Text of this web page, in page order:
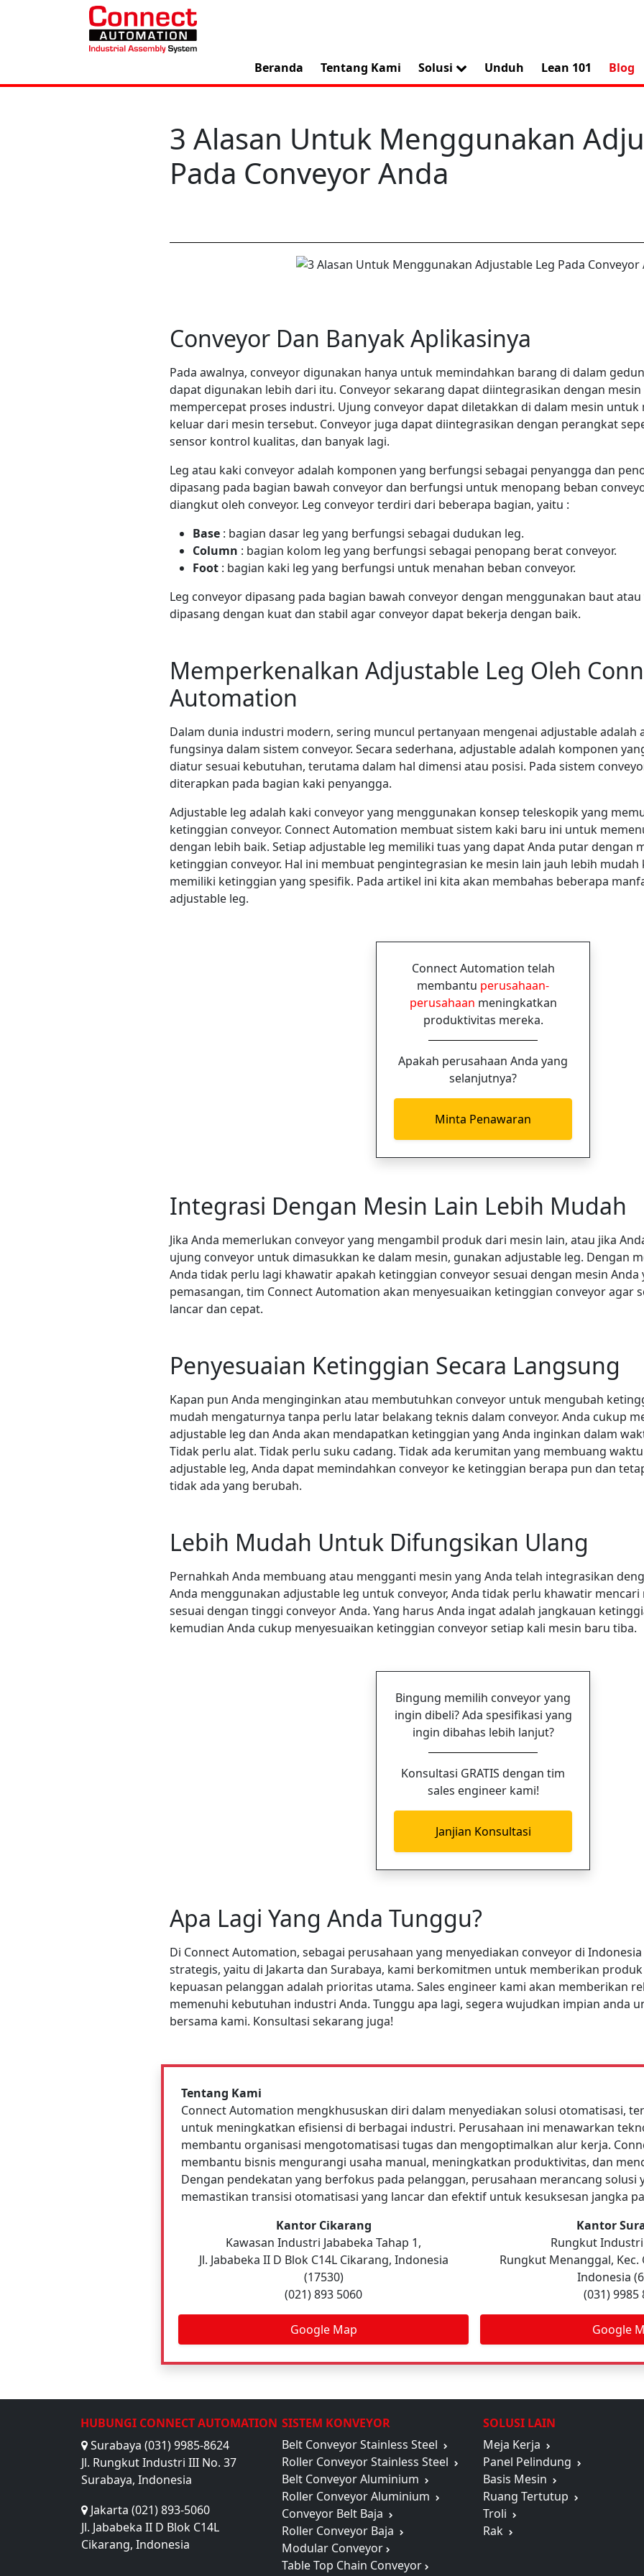
Beranda Tentang Kami Solusi Unduh Lean 101 Blog
3 Alasan Untuk Menggunakan
Pada Conveyor Anda
Conveyor Dan Banyak Aplikasinya
Pada awalnya, conveyor digunakan hanya untuk memindahkan barang di dalam
dapat digunakan lebih dari itu. Conveyor sekarang dapat diintegrasikan dengan
mempercepat proses industri. Ujung conveyor dapat diletakkan di dalam mesin
keluar dari mesin tersebut. Conveyor juga dapat diintegrasikan dengan perangkat
sensor kontrol kualitas, dan banyak lagi.
Leg atau kaki conveyor adalah komponen yang berfungsi sebagai penyangga dan
dipasang pada bagian bawah conveyor dan berfungsi untuk menopang beban
diangkut oleh conveyor. Leg conveyor terdiri dari beberapa bagian, yaitu :
Base : bagian dasar leg yang berfungsi sebagai dudukan leg.
Column : bagian kolom leg yang berfungsi sebagai penopang berat conveyor.
Foot : bagian kaki leg yang berfungsi untuk menahan beban conveyor.
Leg conveyor dipasang pada bagian bawah conveyor dengan menggunakan baut
dipasang dengan kuat dan stabil agar conveyor dapat bekerja dengan baik.
Memperkenalkan Adjustable Leg Oleh
Automation
Dalam dunia industri modern, sering muncul pertanyaan mengenai adjustable adalah
fungsinya dalam sistem conveyor. Secara sederhana, adjustable adalah komponen
diatur sesuai kebutuhan, terutama dalam hal dimensi atau posisi. Pada sistem
diterapkan pada bagian kaki penyangga.
Adjustable leg adalah kaki conveyor yang menggunakan konsep teleskopik yang
ketinggian conveyor. Connect Automation membuat sistem kaki baru ini untuk
dengan lebih baik. Setiap adjustable leg memiliki tuas yang dapat Anda putar dengan
ketinggian conveyor. Hal ini membuat pengintegrasian ke mesin lain jauh lebih mudah
memiliki ketinggian yang spesifik. Pada artikel ini kita akan membahas beberapa
adjustable leg.
Connect Automation telah
membantu perusahaan-
perusahaan meningkatkan
produktivitas mereka.
Apakah perusahaan Anda yang
selanjutnya?
Minta Penawaran
Integrasi Dengan Mesin Lain Lebih Mudah
Jika Anda memerlukan conveyor yang mengambil produk dari mesin lain, atau jika
ujung conveyor untuk dimasukkan ke dalam mesin, gunakan adjustable leg. Dengan
Anda tidak perlu lagi khawatir apakah ketinggian conveyor sesuai dengan mesin Anda
pemasangan, tim Connect Automation akan menyesuaikan ketinggian conveyor agar
lancar dan cepat.
Penyesuaian Ketinggian Secara Langsung
Kapan pun Anda menginginkan atau membutuhkan conveyor untuk mengubah
mudah mengaturnya tanpa perlu latar belakang teknis dalam conveyor. Anda cukup
adjustable leg dan Anda akan mendapatkan ketinggian yang Anda inginkan dalam
Tidak perlu alat. Tidak perlu suku cadang. Tidak ada kerumitan yang membuang
adjustable leg, Anda dapat memindahkan conveyor ke ketinggian berapa pun dan
tidak ada yang berubah.
Lebih Mudah Untuk Difungsikan Ulang
Pernahkah Anda membuang atau mengganti mesin yang Anda telah integrasikan
Anda menggunakan adjustable leg untuk conveyor, Anda tidak perlu khawatir
sesuai dengan tinggi conveyor Anda. Yang harus Anda ingat adalah jangkauan
kemudian Anda cukup menyesuaikan ketinggian conveyor setiap kali mesin baru tiba.
Bingung memilih conveyor yang
ingin dibeli? Ada spesifikasi yang
ingin dibahas lebih lanjut?
Konsultasi GRATIS dengan tim
sales engineer kami!
Janjian Konsultasi
Apa Lagi Yang Anda Tunggu?
Di Connect Automation, sebagai perusahaan yang menyediakan conveyor di
strategis, yaitu di Jakarta dan Surabaya, kami berkomitmen untuk memberikan
kepuasan pelanggan adalah prioritas utama. Sales engineer kami akan memberikan
memenuhi kebutuhan industri Anda. Tunggu apa lagi, segera wujudkan impian anda
bersama kami. Konsultasi sekarang juga!
Tentang Kami
Connect Automation mengkhususkan diri dalam menyediakan solusi otomatisasi,
untuk meningkatkan efisiensi di berbagai industri. Perusahaan ini menawarkan
membantu organisasi mengotomatisasi tugas dan mengoptimalkan alur kerja.
membantu bisnis mengurangi usaha manual, meningkatkan produktivitas, dan
Dengan pendekatan yang berfokus pada pelanggan, perusahaan merancang solusi
memastikan transisi otomatisasi yang lancar dan efektif untuk kesuksesan jangka
Kantor Cikarang
Kawasan Industri Jababeka Tahap 1,
Jl. Jababeka II D Blok C14L Cikarang, Indonesia
(17530)
(021) 893 5060
Google Map
Kantor
Rungkut Industri
Rungkut Menanggal, Kec.
Indonesia
(031) 9985
Google
HUBUNGI CONNECT AUTOMATION
Surabaya (031) 9985-8624
Jl. Rungkut Industri III No. 37
Surabaya, Indonesia
Jakarta (021) 893-5060
Jl. Jababeka II D Blok C14L
Cikarang, Indonesia
SISTEM KONVEYOR
Belt Conveyor Stainless Steel
Roller Conveyor Stainless Steel
Belt Conveyor Aluminium
Roller Conveyor Aluminium
Conveyor Belt Baja
Roller Conveyor Baja
Modular Conveyor
Table Top Chain Conveyor
SOLUSI LAIN
Meja Kerja
Panel Pelindung
Basis Mesin
Ruang Tertutup
Troli
Rak